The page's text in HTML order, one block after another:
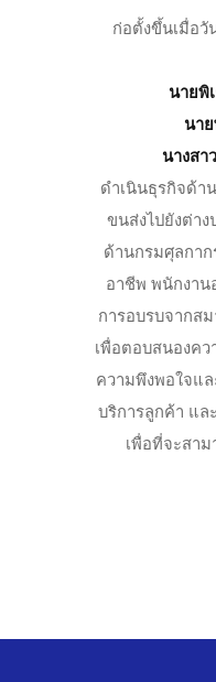
ก่อตั้งขึ้นเมื่อ
นายพิ
นา
นางสา
ดำเนินธุรกิจด้า
ขนส่งไปยังต่า
ด้านกรมศุลกา
อาชีพ พนักงาน
การอบรบจากส
เพื่อตอบสนองคว
ความพึงพอใจแ
บริการลูกค้า แ
เพื่อที่จะสา